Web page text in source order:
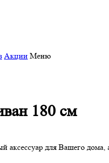
Акции Меню
180 см
аксессуар для Вашего дома,